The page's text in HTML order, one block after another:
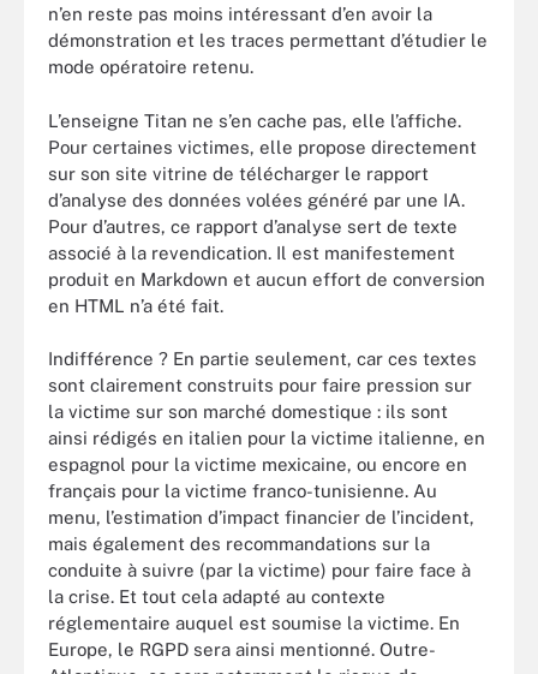
n’en reste pas moins intéressant d’en avoir la
démonstration et les traces permettant d’étudier le
mode opératoire retenu.
L’enseigne Titan ne s’en cache pas, elle l’affiche.
Pour certaines victimes, elle propose directement
sur son site vitrine de télécharger le rapport
d’analyse des données volées généré par une IA.
Pour d’autres, ce rapport d’analyse sert de texte
associé à la revendication. Il est manifestement
produit en Markdown et aucun effort de conversion
en HTML n’a été fait.
Indifférence ? En partie seulement, car ces textes
sont clairement construits pour faire pression sur
la victime sur son marché domestique : ils sont
ainsi rédigés en italien pour la victime italienne, en
espagnol pour la victime mexicaine, ou encore en
français pour la victime franco-tunisienne. Au
menu, l’estimation d’impact financier de l’incident,
mais également des recommandations sur la
conduite à suivre (par la victime) pour faire face à
la crise. Et tout cela adapté au contexte
réglementaire auquel est soumise la victime. En
Europe, le RGPD sera ainsi mentionné. Outre-